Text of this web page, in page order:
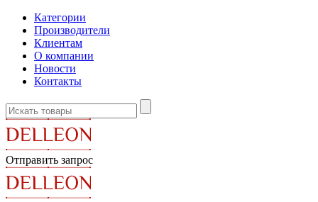
Категории
Производители
Клиентам
О компании
Новости
Контакты
Отправить запрос